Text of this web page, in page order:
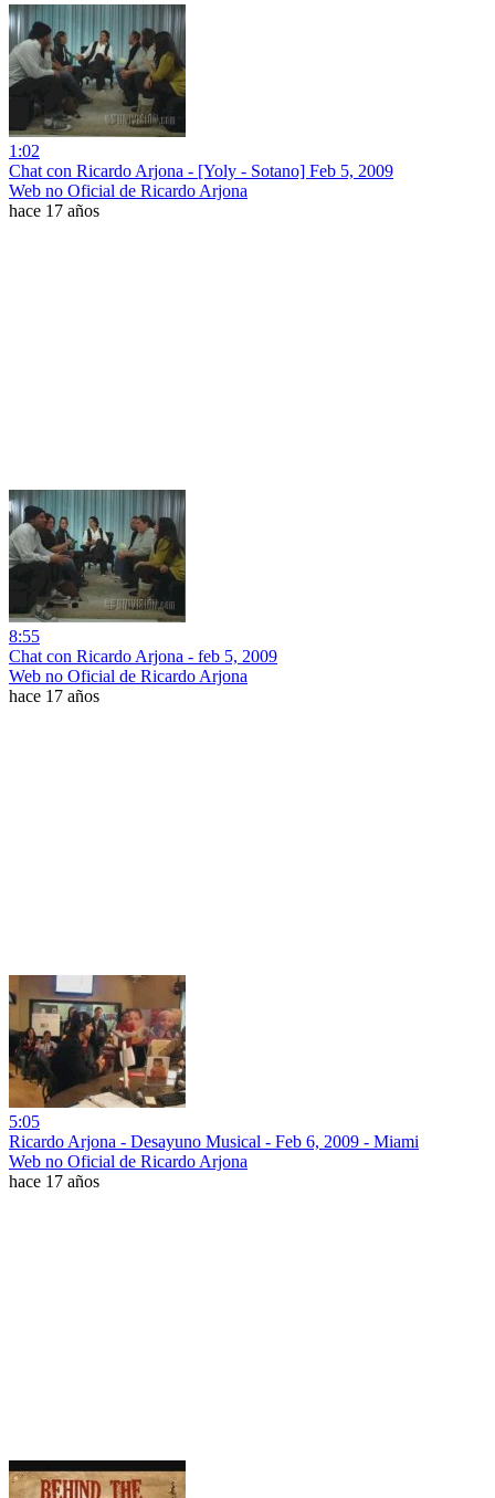
1:02
Chat con Ricardo Arjona - [Yoly - Sotano] Feb 5, 2009
Web no Oficial de Ricardo Arjona
hace 17 años
8:55
Chat con Ricardo Arjona - feb 5, 2009
Web no Oficial de Ricardo Arjona
hace 17 años
5:05
Ricardo Arjona - Desayuno Musical - Feb 6, 2009 - Miami
Web no Oficial de Ricardo Arjona
hace 17 años